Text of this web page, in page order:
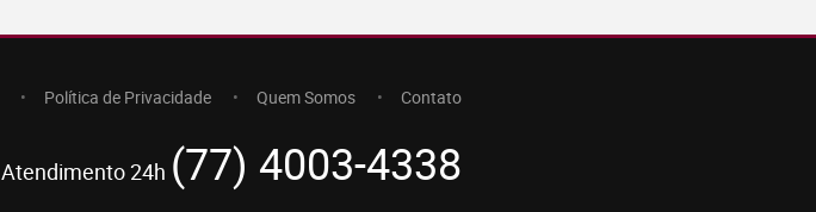
Política de Privacidade Quem Somos Contato
Atendimento 24h (77) 4003-4338